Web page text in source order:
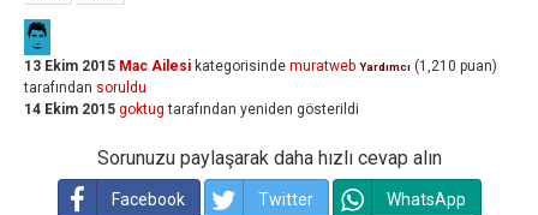
13 Ekim 2015 Mac Ailesi kategorisinde muratweb Yardımcı (1,210 puan)
tarafından soruldu
14 Ekim 2015 goktug tarafından yeniden gösterildi
Sorunuzu paylaşarak daha hızlı cevap alın
Facebook Twitter WhatsApp